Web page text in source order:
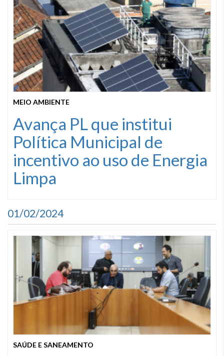
MEIO AMBIENTE
Avança PL que institui
Política Municipal de
incentivo ao uso de Energia
Limpa
01/02/2024
SAÚDE E SANEAMENTO